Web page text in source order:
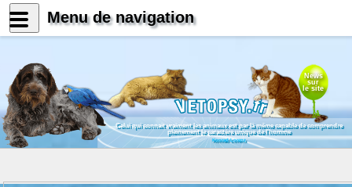
News
sur
le site
Celui qui connait vraiment les animaux est par là même capable de comprendre
pleinement le caractère unique de l'homme
Konrad Lorenz
Menu de navigation